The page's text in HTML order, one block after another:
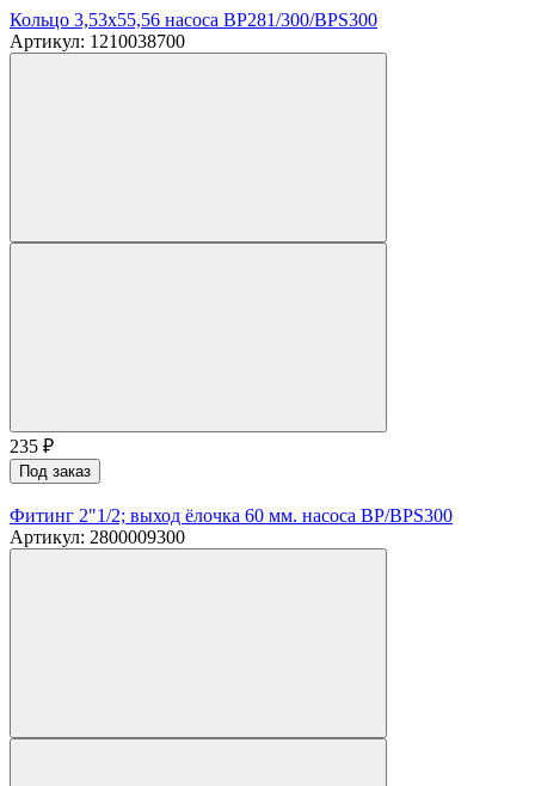
Кольцо 3,53х55,56 насоса BP281/300/BPS300
Артикул: 1210038700
235 ₽
Под заказ
Фитинг 2"1/2; выход ёлочка 60 мм. насоса BP/BPS300
Артикул: 2800009300